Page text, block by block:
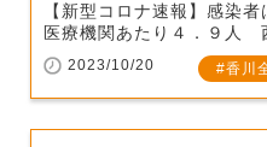
【新型コロナ速報】感染
医療機関あたり４．９人
2023/10/20 香川